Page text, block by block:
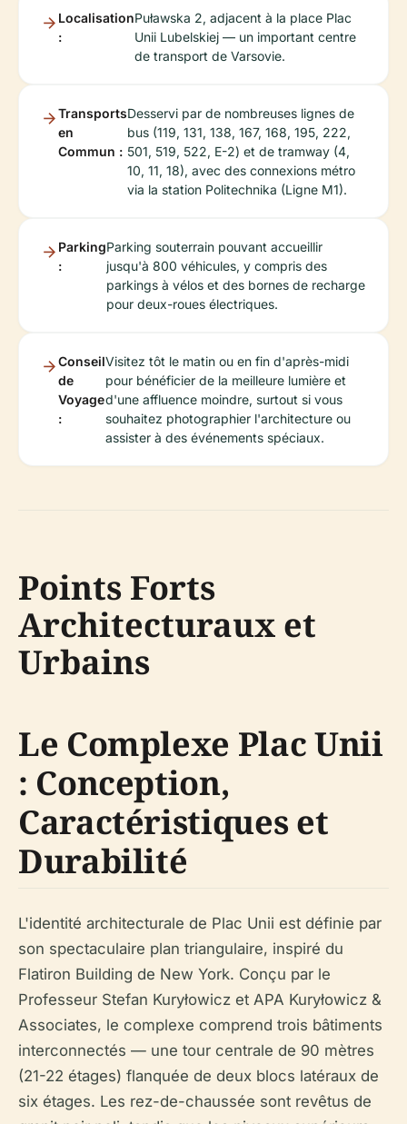
Localisation
:
Puławska 2, adjacent à la place Plac
Unii Lubelskiej — un important centre
de transport de Varsovie.
Transports
en
Commun :
Desservi par de nombreuses lignes de
bus (119, 131, 138, 167, 168, 195, 222,
501, 519, 522, E-2) et de tramway (4,
10, 11, 18), avec des connexions métro
via la station Politechnika (Ligne M1).
Parking
:
Parking souterrain pouvant accueillir
jusqu'à 800 véhicules, y compris des
parkings à vélos et des bornes de recharge
pour deux-roues électriques.
Conseil
de
Voyage
:
Visitez tôt le matin ou en fin d'après-midi
pour bénéficier de la meilleure lumière et
d'une affluence moindre, surtout si vous
souhaitez photographier l'architecture ou
assister à des événements spéciaux.
Points Forts
Architecturaux et
Urbains
Le Complexe Plac Unii
: Conception,
Caractéristiques et
Durabilité
L'identité architecturale de Plac Unii est définie par
son spectaculaire plan triangulaire, inspiré du
Flatiron Building de New York. Conçu par le
Professeur Stefan Kuryłowicz et APA Kuryłowicz &
Associates, le complexe comprend trois bâtiments
interconnectés — une tour centrale de 90 mètres
(21-22 étages) flanquée de deux blocs latéraux de
six étages. Les rez-de-chaussée sont revêtus de